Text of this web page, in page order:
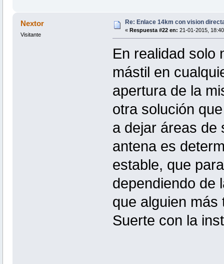
Nextor
Visitante
Re: Enlace 14km con vision
« Respuesta #22 en: 21-01-2015,
En realidad solo
mástil en
apertura de la
otra solución
a dejar áreas de
antena es
estable, que
dependiendo de
que alguien más
Suerte con la